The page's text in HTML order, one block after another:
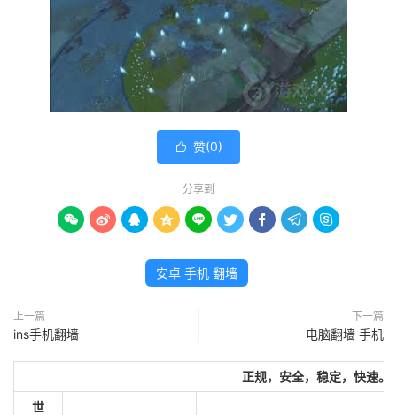
 赞(0)
分享到
        
安卓 手机 翻墙
上一篇
ins手机翻墙
下一篇
电脑翻墙 手机
正规，安全，稳定，快速。
世